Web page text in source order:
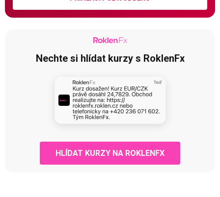
Nechte si hlídat kurzy s RoklenFx
HLÍDAT KURZY NA ROKLENFX